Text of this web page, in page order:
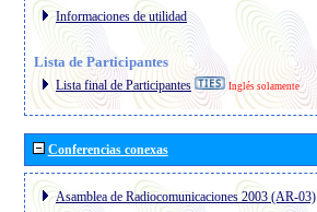
Informaciones de utilidad
Lista de Participantes
Lista final de Participantes Inglés solamente
Conferencias conexas
Asamblea de Radiocomunicaciones 2003 (AR-03)